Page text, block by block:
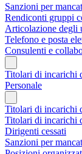
Sanzioni per
Rendiconti gruppi
Articolazione degli
Telefono e posta
Consulenti e
Titolari di incarichi
Personale
Titolari di incarichi
Titolari di incarichi
Dirigenti cessati
Sanzioni per